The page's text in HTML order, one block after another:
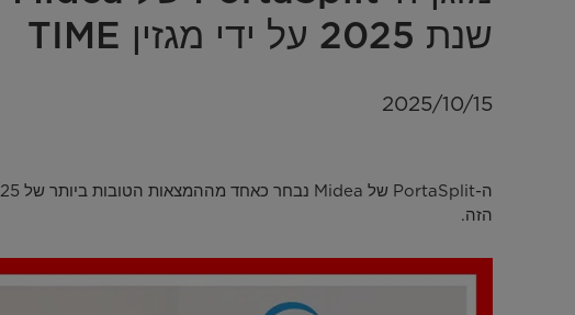
successfully
שנת 2025 על ידי מגזין TIME
2025/10/15
הזה.